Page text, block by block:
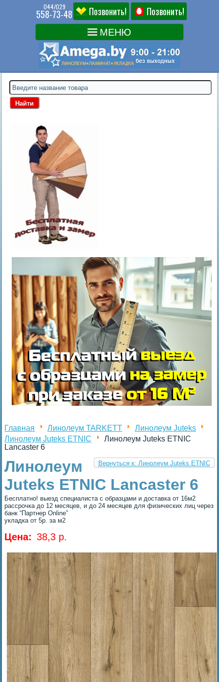
044/029
558-73-48 Позвонить! Позвонить!
Главная Линолеум TARKETT
Линолеум Juteks
Линолеум Juteks ETNIC
Линолеум Juteks ETNIC
Lancaster 6
Вернуться к: Линолеум Juteks ETNIC
Линолеум
Juteks ETNIC Lancaster 6
Бесплатно! выезд специалиста с образцами и доставка от 16м2
рассрочка до 12 месяцев, и до 24 месяцев для физических лиц через
банк “Партнер Online”
укладка от 5р. за м2
Цена: 38,3 p.